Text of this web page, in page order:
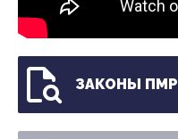
ЗАКОНЫ ПМР